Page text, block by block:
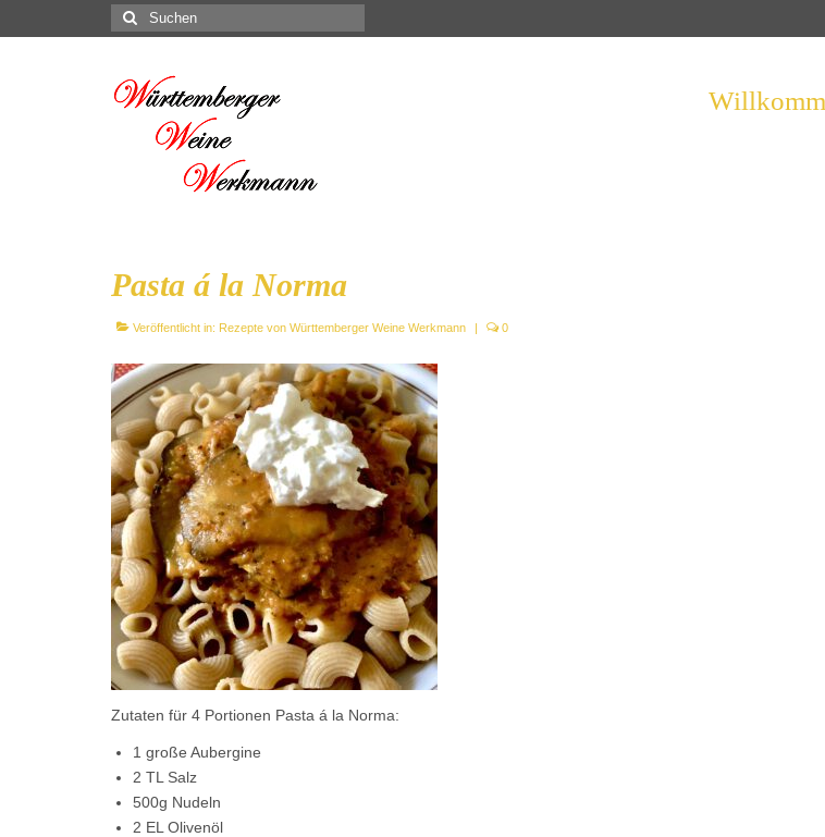
Suchen
nach:
Pasta á la Norma
Veröffentlicht in: Rezepte von Württemberger Weine Werkmann | 0
Zutaten für 4 Portionen Pasta á la Norma:
1 große Aubergine
2 TL Salz
500g Nudeln
2 EL Olivenöl